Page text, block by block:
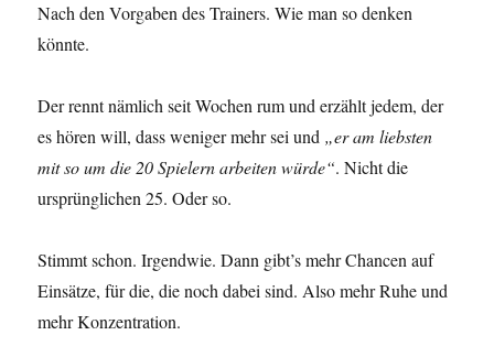
Nach den Vorgaben des Trainers. Wie man so denken
könnte.
Der rennt nämlich seit Wochen rum und erzählt jedem, der
es hören will, dass weniger mehr sei und „er am liebsten
mit so um die 20 Spielern arbeiten würde“. Nicht die
ursprünglichen 25. Oder so.
Stimmt schon. Irgendwie. Dann gibt’s mehr Chancen auf
Einsätze, für die, die noch dabei sind. Also mehr Ruhe und
mehr Konzentration.